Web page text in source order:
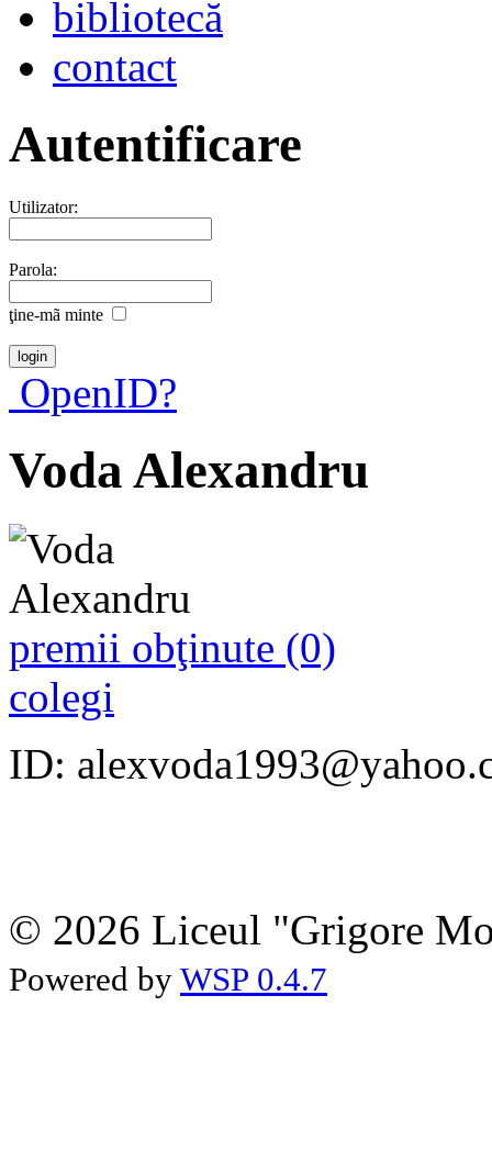
bibliotecă
contact
Autentificare
Utilizator:
Parola:
ţine-mã minte
OpenID?
Voda Alexandru
premii obţinute (0)
colegi
ID:
© 2026 Liceul "Grigore
Powered by WSP 0.4.7